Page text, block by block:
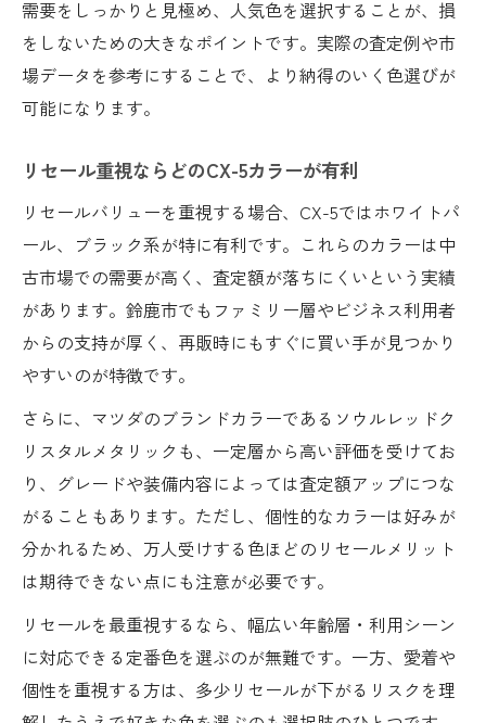
需要をしっかりと見極め、人気色を選択することが、損
をしないための大きなポイントです。実際の査定例や市
場データを参考にすることで、より納得のいく色選びが
可能になります。
リセール重視ならどのCX-5カラーが有利
リセールバリューを重視する場合、CX-5ではホワイトパ
ール、ブラック系が特に有利です。これらのカラーは中
古市場での需要が高く、査定額が落ちにくいという実績
があります。鈴鹿市でもファミリー層やビジネス利用者
からの支持が厚く、再販時にもすぐに買い手が見つかり
やすいのが特徴です。
さらに、マツダのブランドカラーであるソウルレッドク
リスタルメタリックも、一定層から高い評価を受けてお
り、グレードや装備内容によっては査定額アップにつな
がることもあります。ただし、個性的なカラーは好みが
分かれるため、万人受けする色ほどのリセールメリット
は期待できない点にも注意が必要です。
リセールを最重視するなら、幅広い年齢層・利用シーン
に対応できる定番色を選ぶのが無難です。一方、愛着や
個性を重視する方は、多少リセールが下がるリスクを理